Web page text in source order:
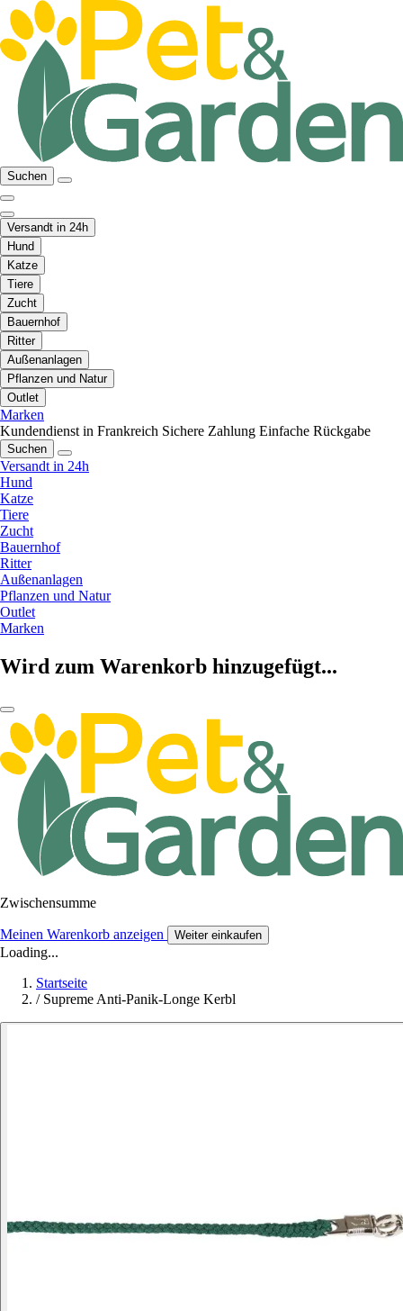
Suchen
Versandt in 24h
Hund
Katze
Tiere
Zucht
Bauernhof
Ritter
Außenanlagen
Pflanzen und Natur
Outlet
Marken
Kundendienst in Frankreich Sichere Zahlung Einfache Rückgabe
Suchen
Versandt in 24h
Hund
Katze
Tiere
Zucht
Bauernhof
Ritter
Außenanlagen
Pflanzen und Natur
Outlet
Marken
Wird zum Warenkorb hinzugefügt...
Zwischensumme
Meinen Warenkorb anzeigen Weiter einkaufen
Loading...
Startseite
/ Supreme Anti-Panik-Longe Kerbl